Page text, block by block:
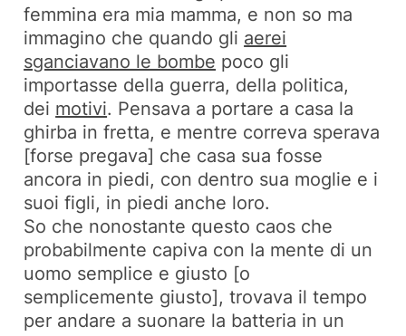
femmina era mia mamma, e non so ma
immagino che quando gli aerei
sganciavano le bombe poco gli
importasse della guerra, della politica,
dei motivi. Pensava a portare a casa la
ghirba in fretta, e mentre correva sperava
[forse pregava] che casa sua fosse
ancora in piedi, con dentro sua moglie e i
suoi figli, in piedi anche loro.
So che nonostante questo caos che
probabilmente capiva con la mente di un
uomo semplice e giusto [o
semplicemente giusto], trovava il tempo
per andare a suonare la batteria in un